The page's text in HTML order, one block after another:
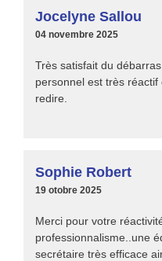
Jocelyne Sallou
04 novembre 2025
Très satisfait du
personnel est très
redire.
Sophie Robert
19 otobre 2025
Merci pour votre
professionnalisme..une
secrétaire très efficace